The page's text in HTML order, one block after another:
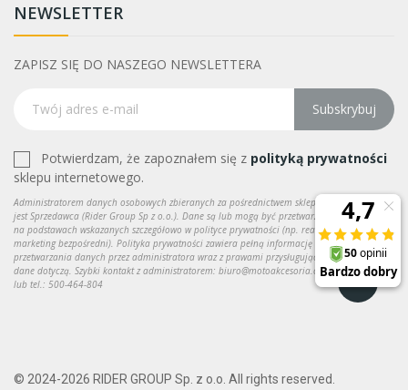
NEWSLETTER
ZAPISZ SIĘ DO NASZEGO NEWSLETTERA
Subskrybuj
Potwierdzam, że zapoznałem się z polityką prywatności
sklepu internetowego.
Administratorem danych osobowych zbieranych za pośrednictwem sklepu internetowego
jest Sprzedawca (Rider Group Sp z o.o.). Dane są lub mogą być przetwarzane w celach oraz
na podstawach wskazanych szczegółowo w polityce prywatności (np. realizacja umowy,
marketing bezpośredni). Polityka prywatności zawiera pełną informację na temat
przetwarzania danych przez administratora wraz z prawami przysługującymi osobie, której
dane dotyczą. Szybki kontakt z administratorem: biuro@motoakcesoria.com do kontaktu
lub tel.: 500-464-804
© 2024-2026 RIDER GROUP Sp. z o.o. All rights reserved.